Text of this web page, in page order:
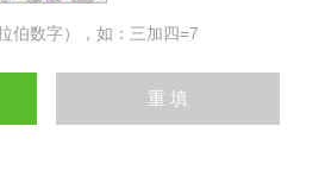
伯数字），如：三加四=7